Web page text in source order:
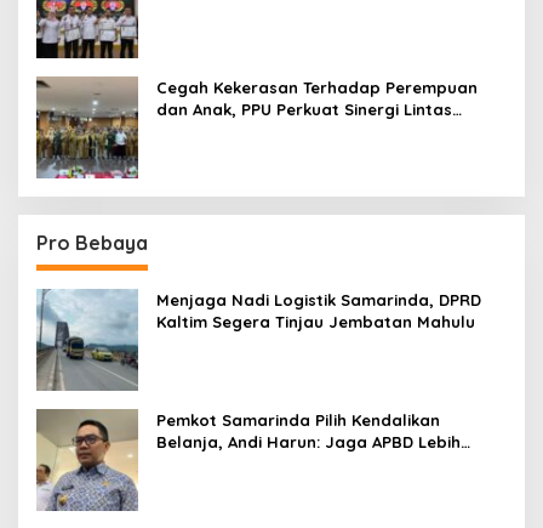
Cegah Kekerasan Terhadap Perempuan
dan Anak, PPU Perkuat Sinergi Lintas
Pro Bebaya
Menjaga Nadi Logistik Samarinda, DPRD
Kaltim Segera Tinjau Jembatan Mahulu
Pemkot Samarinda Pilih Kendalikan
Belanja, Andi Harun: Jaga APBD Lebih